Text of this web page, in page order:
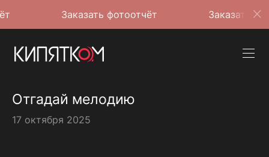
Заказать фотоотчёт Заказать фотоотчёт
Отгадай мелодию
17 октября 2025